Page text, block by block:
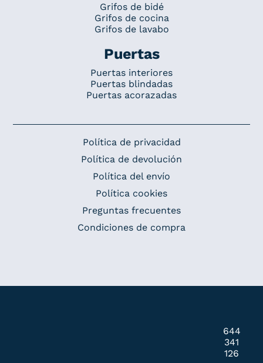
Grifos de bidé
Grifos de cocina
Grifos de lavabo
Puertas
Puertas interiores
Puertas blindadas
Puertas acorazadas
Política de privacidad
Política de devolución
Política del envío
Política cookies
Preguntas frecuentes
Condiciones de compra
644
341
126